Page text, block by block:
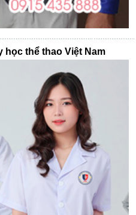
học thể thao Việt Nam